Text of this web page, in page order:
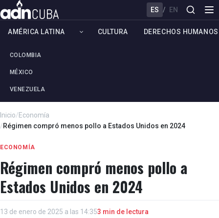
ES / EN
AMÉRICA LATINA
COLOMBIA
MÉXICO
VENEZUELA
CULTURA DERECHOS HUMANOS
Inicio/Economía
/Régimen compró menos pollo a Estados Unidos en 2024
ECONOMÍA
Régimen compró menos pollo a
Estados Unidos en 2024
13 de enero de 2025 a las 14:353 min de lectura